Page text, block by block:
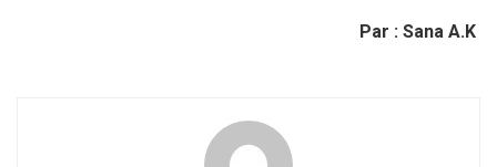
Par : Sana A.K